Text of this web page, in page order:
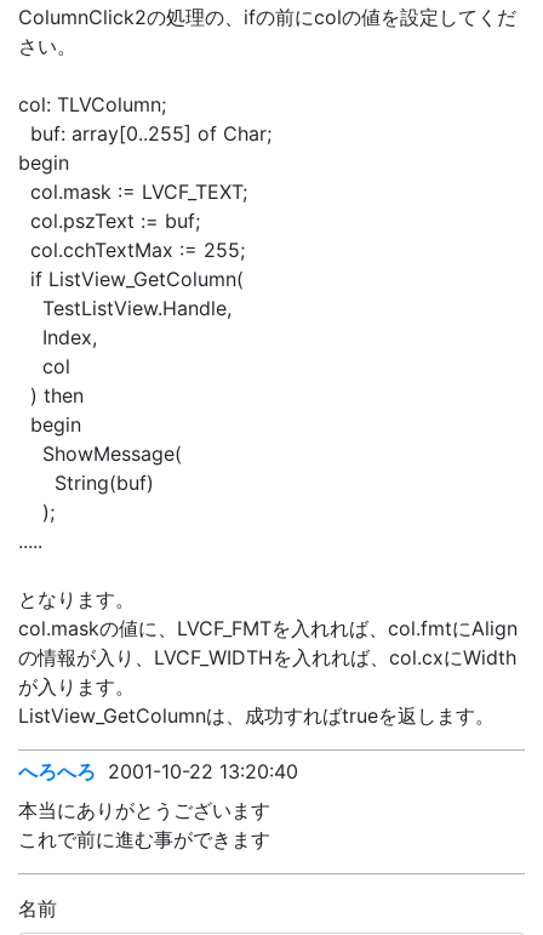
ColumnClick2の処理の、ifの前にcolの値を設定してくだ
さい。
col: TLVColumn;
buf: array[0..255] of Char;
begin
col.mask := LVCF_TEXT;
col.pszText := buf;
col.cchTextMax := 255;
if ListView_GetColumn(
TestListView.Handle,
Index,
col
) then
begin
ShowMessage(
String(buf)
);
.....
となります。
col.maskの値に、LVCF_FMTを入れれば、col.fmtにAlign
の情報が入り、LVCF_WIDTHを入れれば、col.cxにWidth
が入ります。
ListView_GetColumnは、成功すればtrueを返します。
へろへろ 2001-10-22 13:20:40
本当にありがとうございます
これで前に進む事ができます
名前